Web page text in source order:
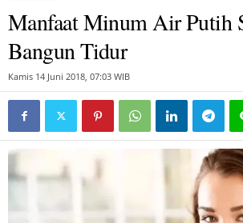
Manfaat Minum Air Putih
Bangun Tidur
Kamis 14 Juni 2018, 07:03 WIB